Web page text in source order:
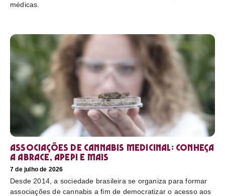
médicas.
Associações de cannabis medicinal: conheça
a Abrace, Apepi e mais
7 de julho de 2026
Desde 2014, a sociedade brasileira se organiza para formar
associações de cannabis a fim de democratizar o acesso aos